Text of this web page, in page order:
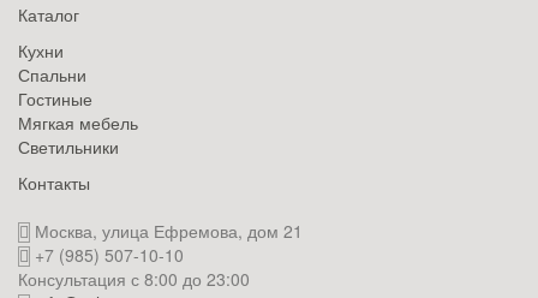
Каталог
Кухни
Спальни
Гостиные
Мягкая мебель
Светильники
Контакты
Москва, улица Ефремова, дом 21
+7 (985) 507-10-10
Консультация с 8:00 до 23:00